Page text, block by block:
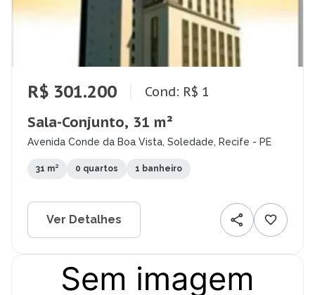
R$ 301.200 Cond: R$ 1
Sala-Conjunto, 31 m²
Avenida Conde da Boa Vista, Soledade, Recife - PE
31 m² 0 quartos 1 banheiro
Ver Detalhes